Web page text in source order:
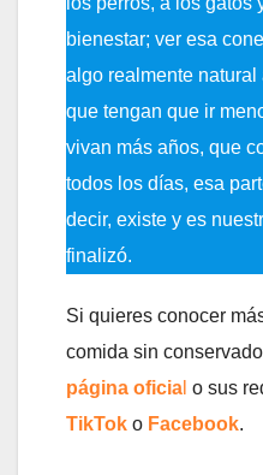
bienestar; ver esa
algo realmente natural
que tengan que ir
vivan más años, que
todos los días, esa
decir, existe y es
finalizó.
Si quieres conocer
comida sin
página oficia o sus
TikTok o Facebook.